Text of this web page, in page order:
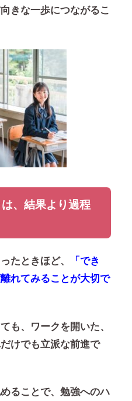
きな一歩につながるこ
、結果より過程
たときほど、
「でき
れてみることが大切で
も、ワークを開いた、
けでも立派な前進で
ることで、勉強へのハ